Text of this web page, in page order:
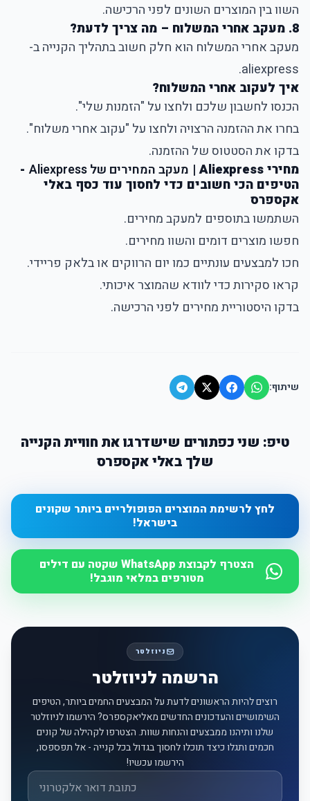
השוו בין המוצרים השונים לפני הרכישה.
8. מעקב אחרי המשלוח – מה צריך לדעת?
מעקב אחרי המשלוח הוא חלק חשוב בתהליך הקנייה ב-
aliexpress.
איך לעקוב אחרי המשלוח?
הכנסו לחשבון שלכם ולחצו על "הזמנות שלי".
בחרו את ההזמנה הרצויה ולחצו על "עקוב אחרי משלוח".
בדקו את הסטטוס של ההזמנה.
מחירי Aliexpress |
מעקב המחירים של Aliexpress
-
הטיפים הכי חשובים כדי לחסוך עוד כסף באלי
אקספרס
השתמשו בתוספים למעקב מחירים.
חפשו מוצרים דומים והשוו מחירים.
חכו למבצעים עונתיים כמו יום הרווקים או בלאק פריידי.
קראו סקירות כדי לוודא שהמוצר איכותי.
בדקו היסטוריית מחירים לפני הרכישה.
שיתוף:
טיפ: שני כפתורים שישדרגו את חוויית הקנייה
שלך באלי אקספרס
לחץ לרשימת המוצרים הפופולריים ביותר שקונים
בישראל!
הצטרף לקבוצת WhatsApp שקטה עם דילים
מטורפים במלאי מוגבל!
ניוזלטר
הרשמה לניוזלטר
רוצים להיות הראשונים לדעת על המבצעים החמים ביותר, הטיפים
השימושיים והעדכונים החדשים מאליאקספרס? הירשמו לניוזלטר
שלנו ותיהנו ממבצעים והנחות שוות. הצטרפו לקהילה של קונים
חכמים ותגלו כיצד תוכלו לחסוך בגדול בכל קנייה - אל תפספסו,
הירשמו עכשיו!
אימייל